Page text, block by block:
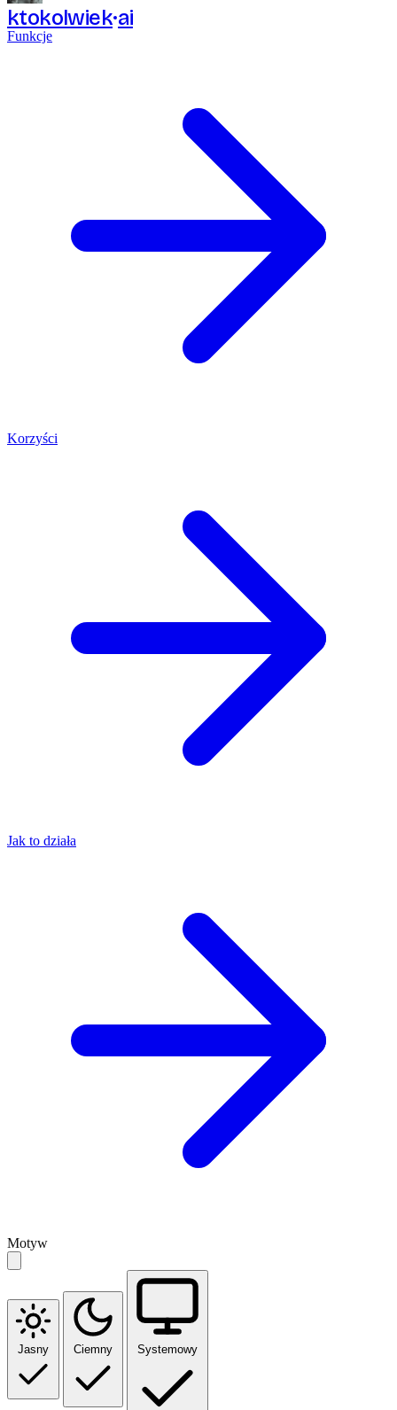
ktokolwiek ai
Funkcje
Korzyści
Jak to działa
Motyw
Jasny Ciemny Systemowy